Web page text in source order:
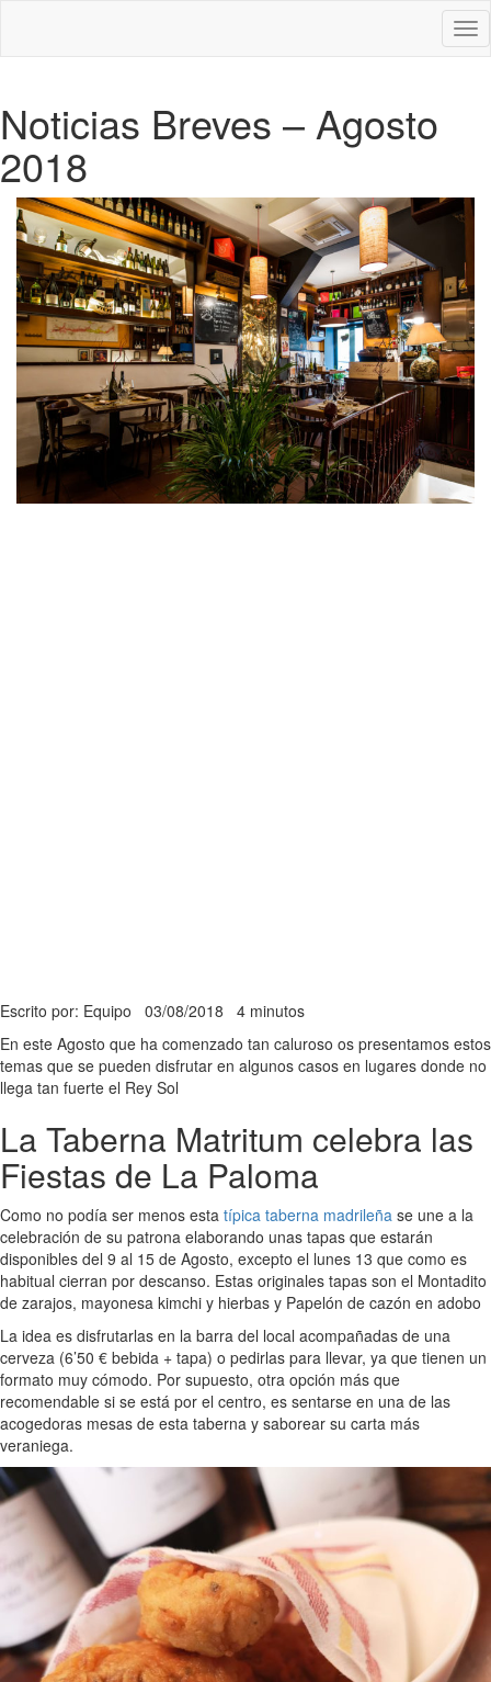
Noticias Breves – Agosto
2018
Escrito por: Equipo 03/08/2018 4 minutos
En este Agosto que ha comenzado tan caluroso os presentamos estos
temas que se pueden disfrutar en algunos casos en lugares donde no
llega tan fuerte el Rey Sol
La Taberna Matritum celebra las
Fiestas de La Paloma
Como no podía ser menos esta típica taberna madrileña se une a la
celebración de su patrona elaborando unas tapas que estarán
disponibles del 9 al 15 de Agosto, excepto el lunes 13 que como es
habitual cierran por descanso. Estas originales tapas son el Montadito
de zarajos, mayonesa kimchi y hierbas y Papelón de cazón en adobo
La idea es disfrutarlas en la barra del local acompañadas de una
cerveza (6’50 € bebida + tapa) o pedirlas para llevar, ya que tienen un
formato muy cómodo. Por supuesto, otra opción más que
recomendable si se está por el centro, es sentarse en una de las
acogedoras mesas de esta taberna y saborear su carta más
veraniega.